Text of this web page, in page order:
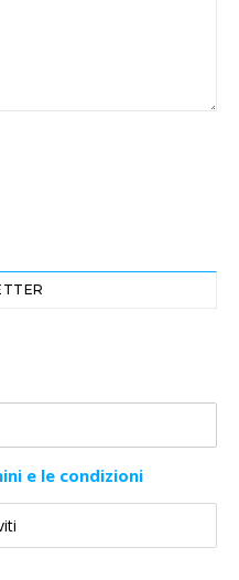
e le condizioni